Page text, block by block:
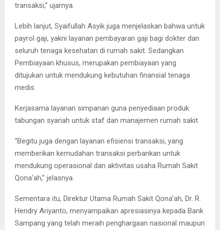
transaksi,” ujarnya.
Lebih lanjut, Syaifullah Asyik juga menjelaskan bahwa untuk
payrol gaji, yakni layanan pembayaran gaji bagi dokter dan
seluruh tenaga kesehatan di rumah sakit. Sedangkan
Pembiayaan khusus, merupakan pembiayaan yang
ditujukan untuk mendukung kebutuhan finansial tenaga
medis.
Kerjasama layanan simpanan guna penyediaan produk
tabungan syariah untuk staf dan manajemen rumah sakit.
“Begitu juga dengan layanan efisiensi transaksi, yang
memberikan kemudahan transaksi perbankan untuk
mendukung operasional dan aktivitas usaha Rumah Sakit
Qona’ah,” jelasnya.
Sementara itu, Direktur Utama Rumah Sakit Qona’ah, Dr. R.
Hendry Ariyanto, menyampaikan apresiasinya kepada Bank
Sampang yang telah meraih penghargaan nasional maupun